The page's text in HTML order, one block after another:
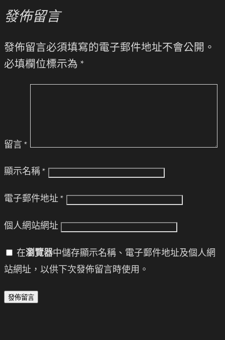
發佈留言
發佈留言必須填寫的電子郵件地址不會公開。
必填欄位標示為 *
留言 *
顯示名稱 *
電子郵件地址 *
個人網站網址
在瀏覽器中儲存顯示名稱、電子郵件地址及個人網
站網址，以供下次發佈留言時使用。